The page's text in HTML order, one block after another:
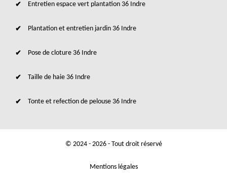
Entretien espace vert plantation 36 Indre
Plantation et entretien jardin 36 Indre
Pose de cloture 36 Indre
Taille de haie 36 Indre
Tonte et refection de pelouse 36 Indre
© 2024 - 2026 - Tout droit réservé
Mentions légales